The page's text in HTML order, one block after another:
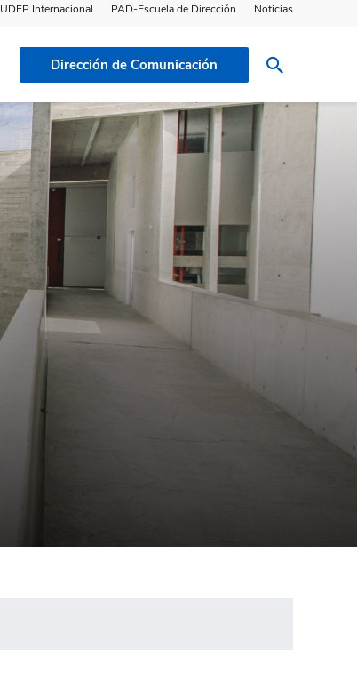
UDEP Internacional PAD-Escuela de Dirección Noticias
Dirección de Comunicación